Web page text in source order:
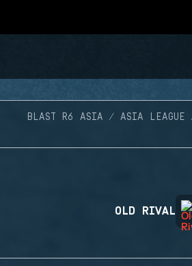
BLAST R6 ASIA ASIA LEAGUE
OLD RIVAL